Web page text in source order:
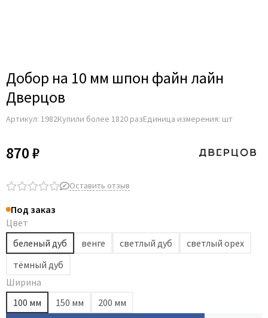
Добор на 10 мм шпон файн лайн
Дверцов
Артикул: 1982Купили более 1820 разЕдиница измерения: шт
870 ₽
Оставить отзыв
Под заказ
Цвет
беленый дуб
венге светлый дуб
светлый орех
тёмный дуб
Ширина
100 мм
150 мм 200 мм